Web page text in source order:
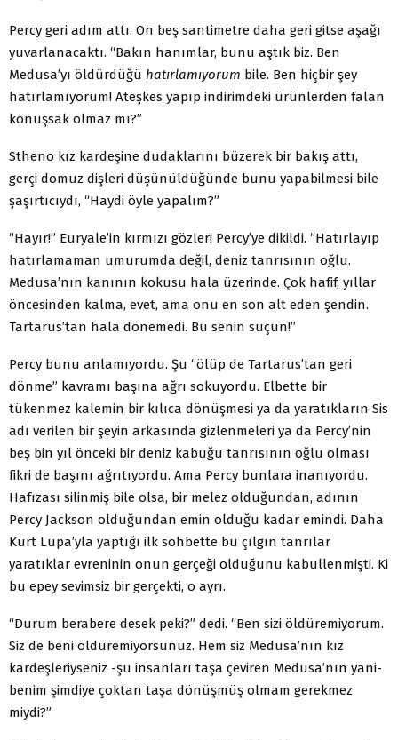
Percy geri adım attı. On beş santimetre daha geri gitse aşağı
yuvarlanacaktı. “Bakın hanımlar, bunu aştık biz. Ben
Medusa’yı öldürdüğü hatırlamıyorum bile. Ben hiçbir şey
hatırlamıyorum! Ateşkes yapıp indirimdeki ürünlerden falan
konuşsak olmaz mı?”
Stheno kız kardeşine dudaklarını büzerek bir bakış attı,
gerçi domuz dişleri düşünüldüğünde bunu yapabilmesi bile
şaşırtıcıydı, “Haydi öyle yapalım?”
“Hayır!” Euryale’in kırmızı gözleri Percy’ye dikildi. “Hatırlayıp
hatırlamaman umurumda değil, deniz tanrısının oğlu.
Medusa’nın kanının kokusu hala üzerinde. Çok hafif, yıllar
öncesinden kalma, evet, ama onu en son alt eden şendin.
Tartarus’tan hala dönemedi. Bu senin suçun!”
Percy bunu anlamıyordu. Şu “ölüp de Tartarus’tan geri
dönme” kavramı başına ağrı sokuyordu. Elbette bir
tükenmez kalemin bir kılıca dönüşmesi ya da yaratıkların Sis
adı verilen bir şeyin arkasında gizlenmeleri ya da Percy’nin
beş bin yıl önceki bir deniz kabuğu tanrısının oğlu olması
fikri de başını ağrıtıyordu. Ama Percy bunlara inanıyordu.
Hafızası silinmiş bile olsa, bir melez olduğundan, adının
Percy Jackson olduğundan emin olduğu kadar emindi. Daha
Kurt Lupa’yla yaptığı ilk sohbette bu çılgın tanrılar
yaratıklar evreninin onun gerçeği olduğunu kabullenmişti. Ki
bu epey sevimsiz bir gerçekti, o ayrı.
“Durum berabere desek peki?” dedi. “Ben sizi öldüremiyorum.
Siz de beni öldüremiyorsunuz. Hem siz Medusa’nın kız
kardeşleriyseniz -şu insanları taşa çeviren Medusa’nın yani-
benim şimdiye çoktan taşa dönüşmüş olmam gerekmez
miydi?”